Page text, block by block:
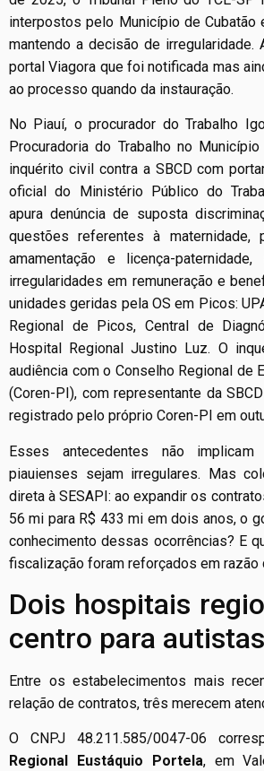
interpostos pelo Município de Cubatão
mantendo a decisão de irregularidade.
portal Viagora que foi notificada mas
ao processo quando da instauração.
No Piauí, o procurador do Trabalho
Procuradoria do Trabalho no
inquérito civil contra a SBCD com
oficial do Ministério Público do
apura denúncia de suposta
questões referentes à maternidade,
amamentação e licença-
irregularidades em remuneração e
unidades geridas pela OS em Picos:
Regional de Picos, Central de
Hospital Regional Justino Luz. O
audiência com o Conselho Regional de
(Coren-PI), com representante da
registrado pelo próprio Coren-PI em
Esses antecedentes não
piauienses sejam irregulares. Mas
direta à SESAPI: ao expandir os
56 mi para R$ 433 mi em dois anos, o
conhecimento dessas ocorrências? E
fiscalização foram reforçados em razão
Dois hospitais
centro para autistas
Entre os estabelecimentos mais
relação de contratos, três merecem
O CNPJ 48.211.585/0047-06
Regional Eustáquio Portela, em